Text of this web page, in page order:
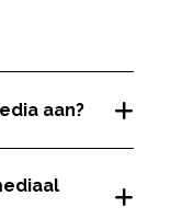
aan?